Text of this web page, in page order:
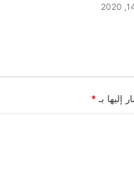
إليها بـ *